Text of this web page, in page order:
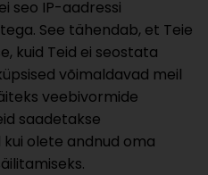
seo IP-aadressi
See tähendab, et Teie
kuid Teid ei seostata
võimaldavad meil
veebivormide
saadetakse
olete andnud oma